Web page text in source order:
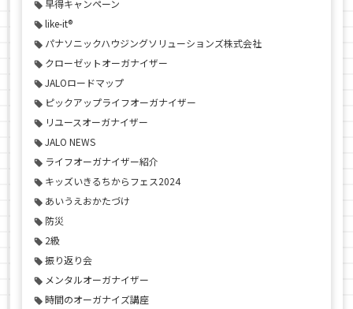
早得キャンペーン
like-it®
パナソニックハウジングソリューションズ株式会社
クローゼットオーガナイザー
JALOロードマップ
ピックアップライフオーガナイザー
リユースオーガナイザー
JALO NEWS
ライフオーガナイザー紹介
キッズいきるちからフェス2024
あいうえおかたづけ
防災
2級
振り返り会
メンタルオーガナイザー
時間のオーガナイズ講座